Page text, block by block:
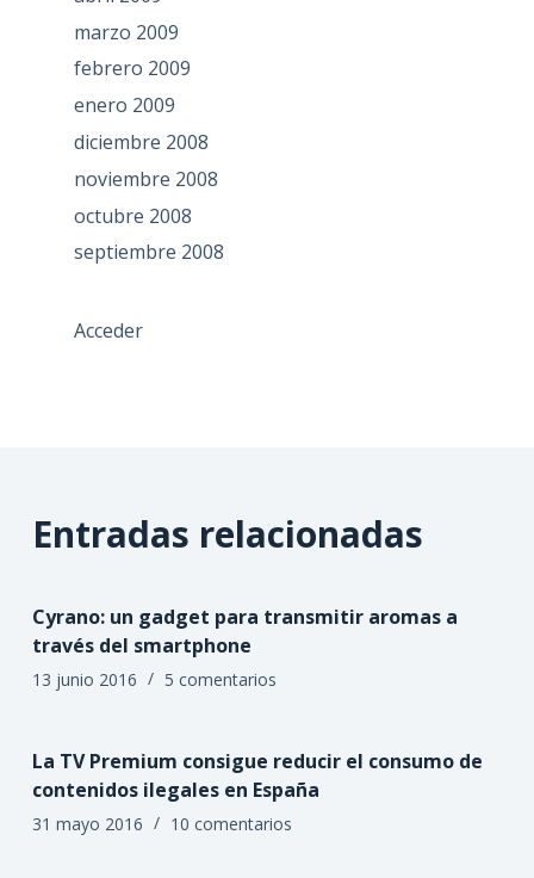
marzo 2009
febrero 2009
enero 2009
diciembre 2008
noviembre 2008
octubre 2008
septiembre 2008
Acceder
Entradas relacionadas
Cyrano: un gadget para transmitir aromas a
través del smartphone
13 junio 2016 5 comentarios
La TV Premium consigue reducir el consumo de
contenidos ilegales en España
31 mayo 2016 10 comentarios